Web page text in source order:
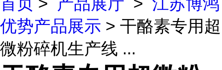
优势产品展示 > 干酪素专用超
微粉碎机生产线 ...